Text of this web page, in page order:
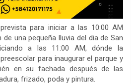
para iniciar a las 10:00 AM
una pequeña lluvia del dia de San
a las 11:00 AM, dónde la
para inaugurar el parque y
en su fachada después de las
frizado, poda y pintura.